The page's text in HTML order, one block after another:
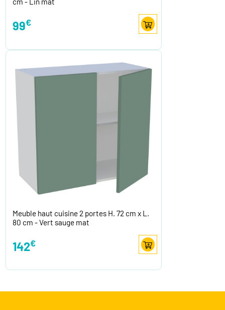
99€
Meuble haut cuisine 2 portes H. 72 cm x L.
80 cm - Vert sauge mat
142€